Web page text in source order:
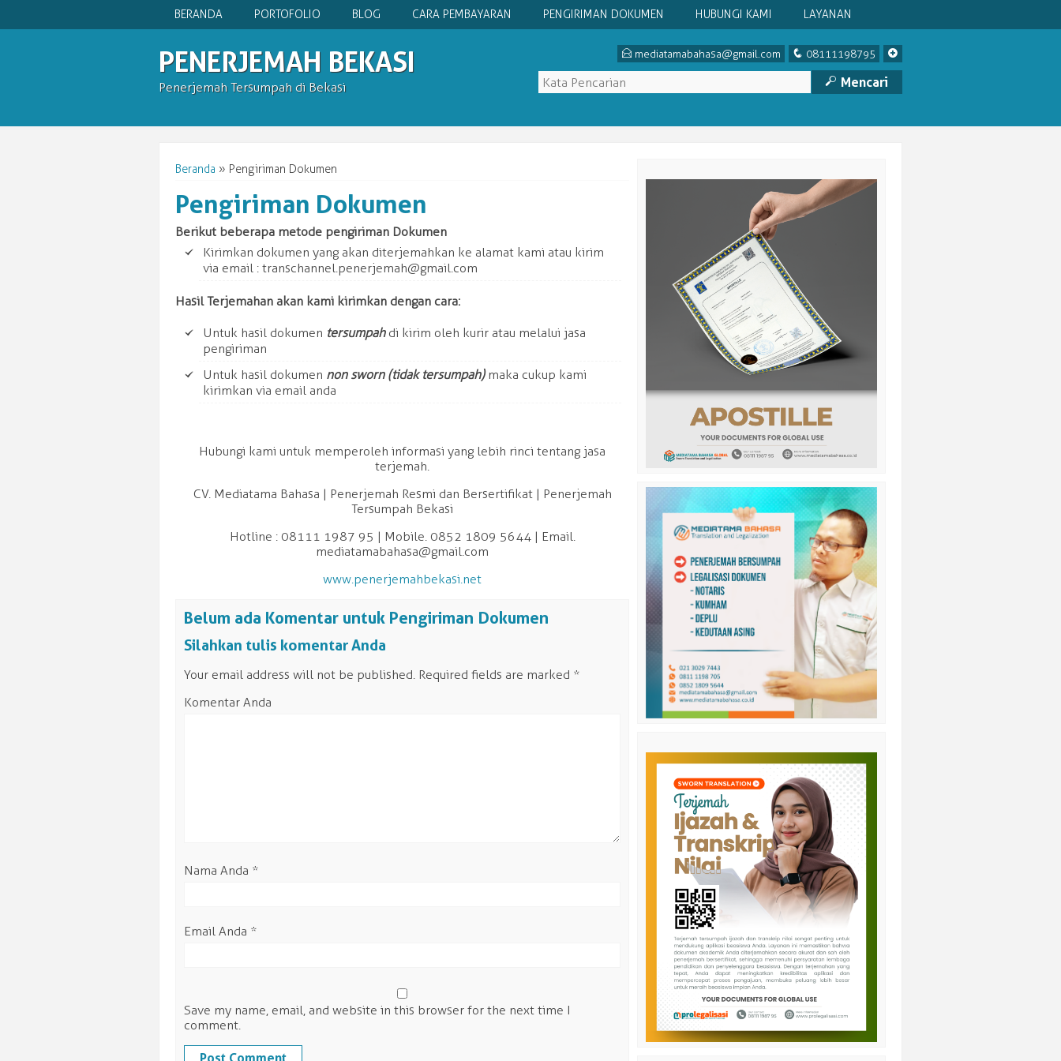
BERANDA PORTOFOLIO BLOG CARA PEMBAYARAN PENGIRIMAN DOKUMEN HUBUNGI KAMI LAYANAN
PENERJEMAH BEKASI
Penerjemah Tersumpah di Bekasi
+
q 08111198795
E mediatamabahasa@gmail.com
M Mencari
Beranda » Pengiriman Dokumen
Pengiriman Dokumen
Berikut beberapa metode pengiriman Dokumen
Kirimkan dokumen yang akan diterjemahkan ke alamat kami atau kirim
via email : transchannel.penerjemah@gmail.com
Hasil Terjemahan akan kami kirimkan dengan cara:
Untuk hasil dokumen tersumpahdi kirim oleh kurir atau melalui jasa
pengiriman
Untuk hasil dokumen non sworn (tidak tersumpah)maka cukup kami
kirimkan via email anda
Hubungi kami untuk memperoleh informasi yang lebih rinci tentang jasa
terjemah.
CV. Mediatama Bahasa | Penerjemah Resmi dan Bersertifikat | Penerjemah
Tersumpah Bekasi
Hotline : 08111 1987 95 | Mobile. 0852 1809 5644 | Email.
mediatamabahasa@gmail.com
www.penerjemahbekasi.net
Belum ada Komentar untuk Pengiriman Dokumen
Silahkan tulis komentar Anda
Your email address will not be published. Required fields are marked *
Komentar Anda
Nama Anda *
Email Anda *
Save my name, email, and website in this browser for the next time I
comment.